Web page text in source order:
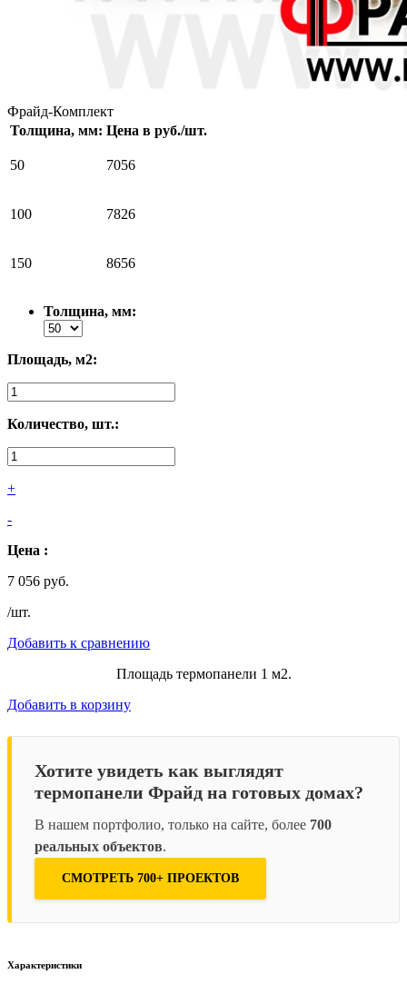
Фрайд-Комплект
Толщина, мм: Цена в руб./шт.
50 7056
100 7826
150 8656
Толщина, мм:
Площадь, м2:
Количество, шт.:
+
-
Цена :
7 056 руб.
/шт.
Добавить к сравнению
Площадь термопанели 1 м2.
Добавить в корзину
Хотите увидеть как выглядят
термопанели Фрайд на готовых домах?
В нашем портфолио, только на сайте, более 700
реальных объектов.
СМОТРЕТЬ 700+ ПРОЕКТОВ
Характеристики